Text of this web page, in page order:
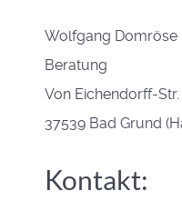
Wolfgang Domröse
Beratung
Von Eichendorff-Str.
37539 Bad Grund
Kontakt: